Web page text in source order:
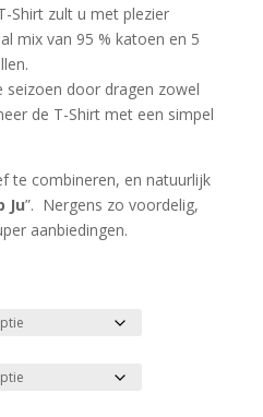
Shirt zult u met plezier
mix van 95 % katoen en 5
seizoen door dragen zowel
de T-Shirt met een simpel
te combineren, en natuurlijk
Ju”. Nergens zo voordelig,
aanbiedingen.